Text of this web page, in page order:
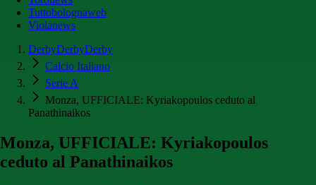
Tuttobolognaweb
Violanews
DerbyDerbyDerby
Calcio Italiano
Serie A
Monza, UFFICIALE: Kyriakopoulos ceduto al
Panathinaikos
Monza, UFFICIALE: Kyriakopoulos
ceduto al Panathinaikos